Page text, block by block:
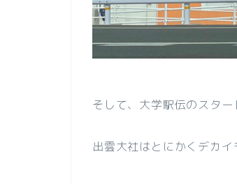
そして、大学駅伝のスター
出雲大社はとにかくデカイ